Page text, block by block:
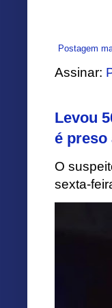
Postagem
Assinar:
Levou
é preso
O
sexta-